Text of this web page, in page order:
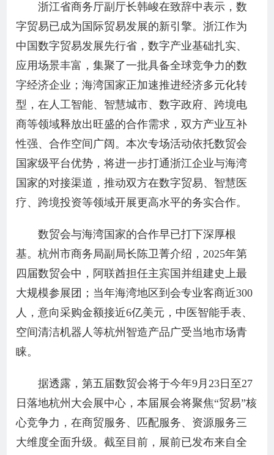
浙江省商务厅副厅长韩峻在致辞中表示，数
字贸易已成为国际贸易发展的新引擎。浙江作为
中国数字贸易发展先行省，数字产业基础扎实、
应用场景丰富，集聚了一批具备全球竞争力的数
字经济企业；海湾国家正加速推进经济多元化转
型，在人工智能、智慧城市、数字政府、跨境电
商等领域释放出旺盛的合作需求，双方产业互补
性强、合作空间广阔。本次专场活动依托数贸会
国家级平台优势，将进一步打通浙江企业与海湾
国家的对接渠道，推动双方在数字贸易、智慧医
疗、跨境投资等领域开展更高水平的务实合作。
数贸会与海湾国家的合作早已打下深厚根
基。杭州市商务局副局长陈卫菁介绍，2025年第
四届数贸会中，阿联酋担任主宾国并组建史上最
大规模参展团；当年海湾地区到会专业客商近300
人，意向采购金额接近6亿美元，中医智能手表、
空间清洁机器人等杭州智造产品广受当地市场青
睐。
据透露，第五届数贸会将于今年9月23日至27
日落地杭州大会展中心，本届展会将聚焦“贸易”核
心竞争力，在商贸服务、匹配服务、资源服务三
大维度全面升级。截至目前，展前已发布来自全